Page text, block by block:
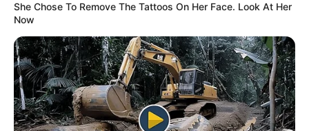
She Chose To Remove The Tattoos On Her Face. Look At Her
Now